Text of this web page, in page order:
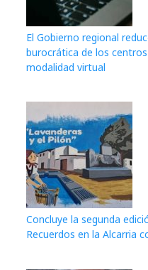
El Gobierno regional
burocrática de los
modalidad virtual
Concluye la segunda
Recuerdos en la Alcarria